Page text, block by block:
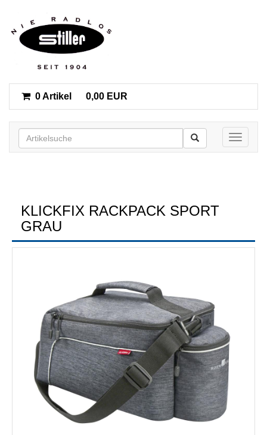
0 Artikel 0,00 EUR
Toggle
KLICKFIX RACKPACK SPORT
GRAU